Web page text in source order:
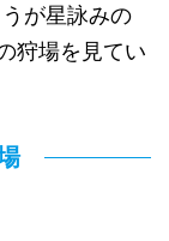
が星詠みの
狩場を見てい